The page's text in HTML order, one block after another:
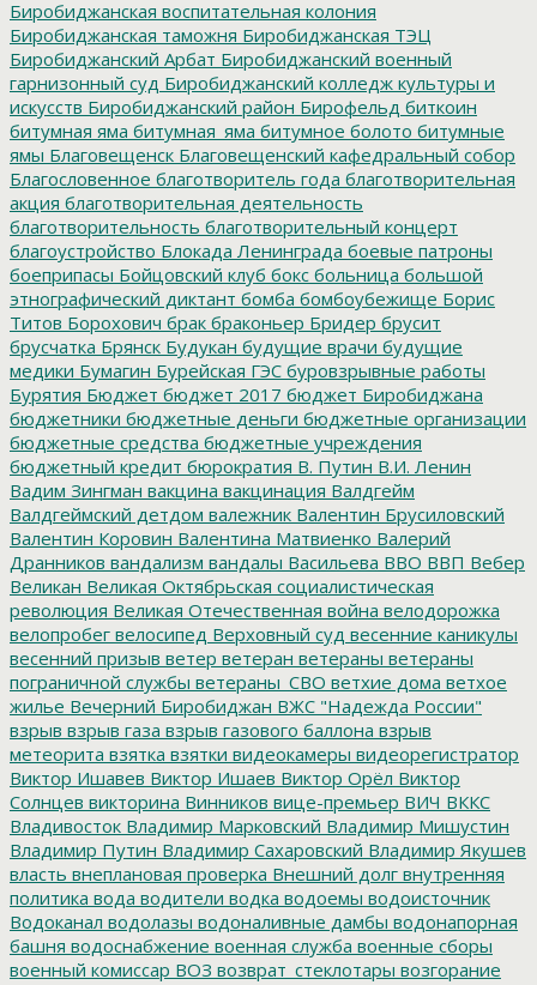
Биробиджанская воспитательная колония
Биробиджанская таможня Биробиджанская ТЭЦ
Биробиджанский Арбат Биробиджанский военный
гарнизонный суд Биробиджанский колледж культуры и
искусств Биробиджанский район Бирофельд биткоин
битумная яма битумная_яма битумное болото битумные
ямы Благовещенск Благовещенский кафедральный собор
Благословенное благотворитель года благотворительная
акция благотворительная деятельность
благотворительность благотворительный концерт
благоустройство Блокада Ленинграда боевые патроны
боеприпасы Бойцовский клуб бокс больница большой
этнографический диктант бомба бомбоубежище Борис
Титов Борохович брак браконьер Бридер брусит
брусчатка Брянск Будукан будущие врачи будущие
медики Бумагин Бурейская ГЭС буровзрывные работы
Бурятия Бюджет бюджет 2017 бюджет Биробиджана
бюджетники бюджетные деньги бюджетные организации
бюджетные средства бюджетные учреждения
бюджетный кредит бюрократия В. Путин В.И. Ленин
Вадим Зингман вакцина вакцинация Валдгейм
Валдгеймский детдом валежник Валентин Брусиловский
Валентин Коровин Валентина Матвиенко Валерий
Дранников вандализм вандалы Васильева ВВО ВВП Вебер
Великан Великая Октябрьская социалистическая
революция Великая Отечественная война велодорожка
велопробег велосипед Верховный суд весенние каникулы
весенний призыв ветер ветеран ветераны ветераны
пограничной службы ветераны_СВО ветхие дома ветхое
жилье Вечерний Биробиджан ВЖС "Надежда России"
взрыв взрыв газа взрыв газового баллона взрыв
метеорита взятка взятки видеокамеры видеорегистратор
Виктор Ишавев Виктор Ишаев Виктор Орёл Виктор
Солнцев викторина Винников вице-премьер ВИЧ ВККС
Владивосток Владимир Марковский Владимир Мишустин
Владимир Путин Владимир Сахаровский Владимир Якушев
власть внеплановая проверка Внешний долг внутренняя
политика вода водители водка водоемы водоисточник
Водоканал водолазы водоналивные дамбы водонапорная
башня водоснабжение военная служба военные сборы
военный комиссар ВОЗ возврат_стеклотары возгорание